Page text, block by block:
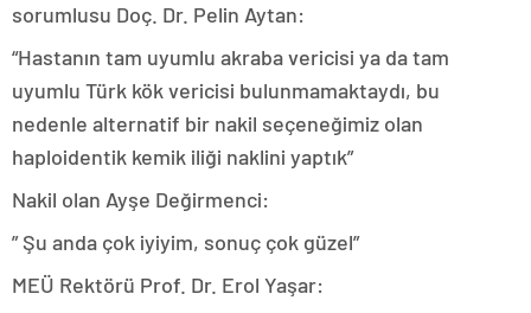
sorumlusu Doç. Dr. Pelin Aytan:
“Hastanın tam uyumlu akraba vericisi ya da tam
uyumlu Türk kök vericisi bulunmamaktaydı, bu
nedenle alternatif bir nakil seçeneğimiz olan
haploidentik kemik iliği naklini yaptık”
Nakil olan Ayşe Değirmenci:
” Şu anda çok iyiyim, sonuç çok güzel”
MEÜ Rektörü Prof. Dr. Erol Yaşar: